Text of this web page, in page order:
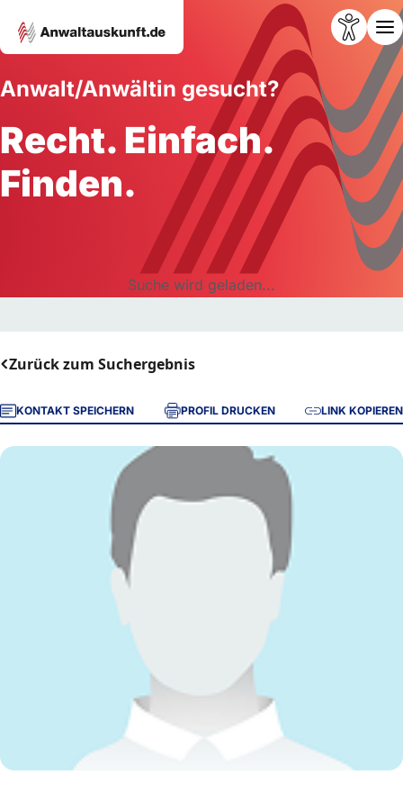
Anwalt/Anwältin gesucht?
Recht. Einfach.
Finden.
Suche wird geladen...
Zurück zum Suchergebnis
KONTAKT SPEICHERN PROFIL DRUCKEN LINK KOPIEREN